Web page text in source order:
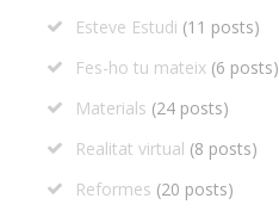
Esteve Estudi (11 posts)
Fes-ho tu mateix (6 posts)
Materials (24 posts)
Realitat virtual (8 posts)
Reformes (20 posts)